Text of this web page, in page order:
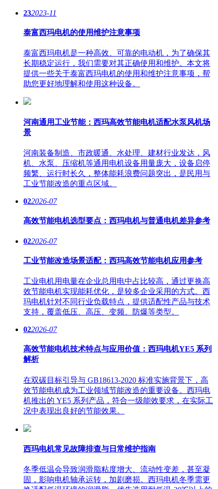
232023-11
泰富西玛电机的使用维护注意事项
泰富西玛电机是一种高效、可靠的电动机，为了确保其
长期稳定运行，我们需要对其正确使用和维护。本文将
提供一些关于泰富西玛电机的使用和维护注意事项，帮
助您更好地理解和使用这种设备。
河南通用工业节能：西玛高效节能电机适配水泵风机场
景
河南装备制造、市政暖通、水处理、建材行业发达，风
机、水泵、压缩机等通用电机设备用量庞大，设备启停
频繁、运行时长久，整体能耗浪费问题突出，是民用与
工业节能改造的重点区域。
022026-07
高效节能电机选型要点：西玛电机与普通电机差异参考
022026-07
工业节能改造场景适配：西玛高效节能电机应用参考
工业电机用电量在企业总用电中占比较高，通过更换高
效节能电机实现能耗优化，是较多企业采用的方式。西
玛电机针对不同行业负载特点，提供适配性产品与技术
支持，覆盖低压、高压、变频、防爆等类型。
022026-07
高效节能电机技术特点与应用价值：西玛电机YE5 系列
解析
在双碳目标引导与 GB18613-2020 标准实施背景下，高
效节能电机成为工业领域节能改造的重要设备。西玛电
机推出的 YE5 系列产品，符合一级能效要求，在实际工
况中表现出良好的节能效果。
西玛电机常见故障排查与日常维护指南
冬季低温会导致润滑脂粘度增大、流动性变差，甚至凝
固，影响电机轴承运转，加剧磨损。西玛电机冬季需更